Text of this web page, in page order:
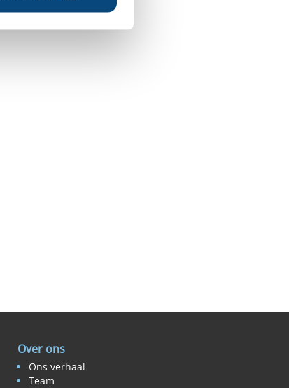
Over ons
Ons verhaal
Team